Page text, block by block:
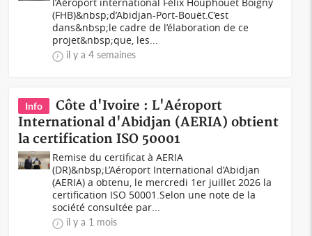
(FHB)&nbsp;d’Abidjan-Port-Bouët.C’est
dans&nbsp;le cadre de l’élaboration de ce
projet&nbsp;que, les...
il y a 4 semaines
Info
Côte d'Ivoire : L'Aéroport
International d'Abidjan (AERIA) obtient
la certification ISO 50001
Remise du certificat à AERIA
(DR)&nbsp;L’Aéroport International d’Abidjan
(AERIA) a obtenu, le mercredi 1er juillet 2026 la
certification ISO 50001.Selon une note de la
société consultée par...
il y a 1 mois